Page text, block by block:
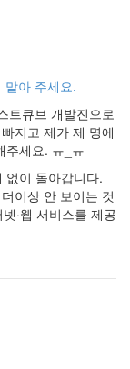
아 주세요.
트큐브 개발진으로
지고 제가 제 명에
주세요. ㅠ_ㅠ
없이 돌아갑니다.
이상 안 보이는 것
·웹 서비스를 제공